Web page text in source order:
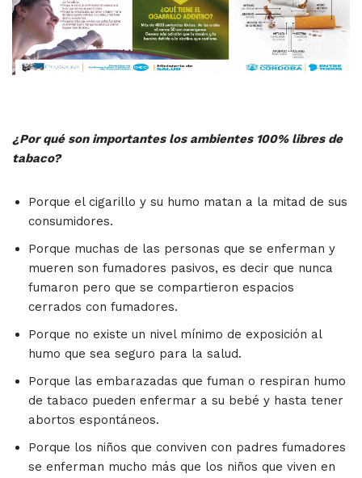
¿Por qué son importantes los ambientes 100% libres de
tabaco?
Porque el cigarillo y su humo matan a la mitad de sus
consumidores.
Porque muchas de las personas que se enferman y
mueren son fumadores pasivos, es decir que nunca
fumaron pero que se compartieron espacios
cerrados con fumadores.
Porque no existe un nivel mínimo de exposición al
humo que sea seguro para la salud.
Porque las embarazadas que fuman o respiran humo
de tabaco pueden enfermar a su bebé y hasta tener
abortos espontáneos.
Porque los niños que conviven con padres fumadores
se enferman mucho más que los niños que viven en